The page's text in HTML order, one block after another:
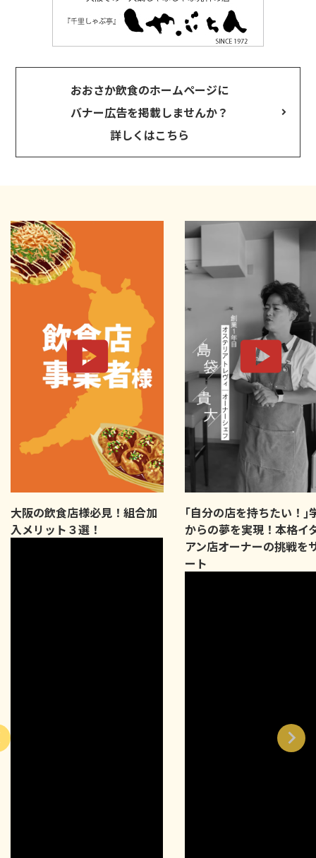
おおさか飲食のホームページに
バナー広告を掲載しませんか？
詳しくはこちら
大阪の飲食店様必見！組合加
入メリット３選！
｢自分の店を持ちたい！｣
からの夢を実現！本格イ
アン店オーナーの挑戦を
ート